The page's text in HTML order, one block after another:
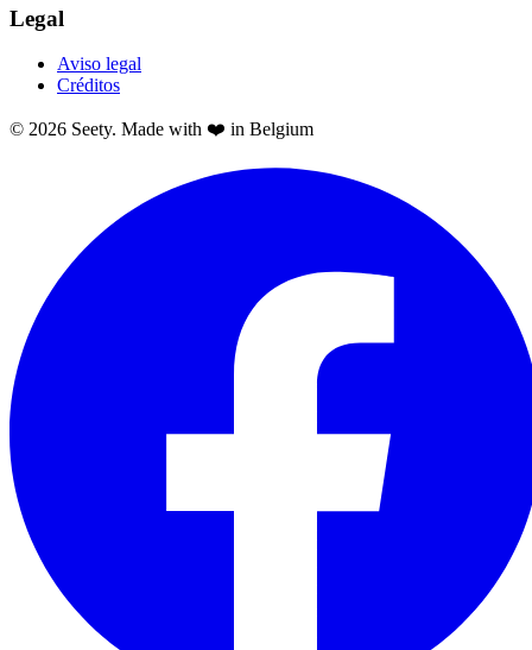
Legal
Aviso legal
Créditos
© 2026 Seety. Made with ❤️ in Belgium